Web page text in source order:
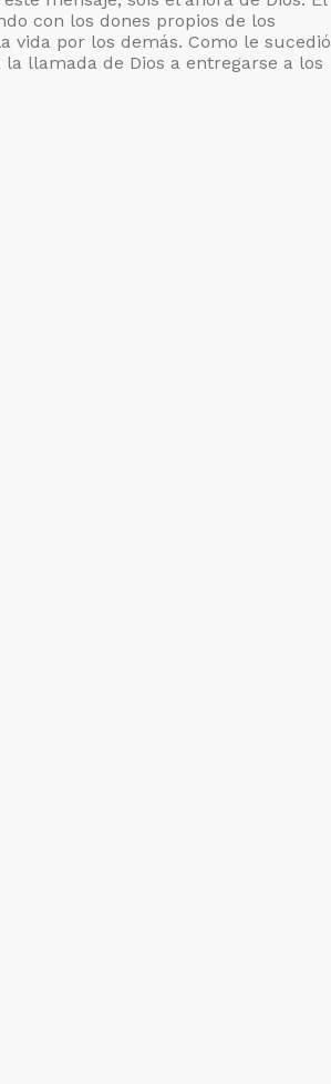
con los dones propios de los
vida por los demás. Como le sucedió
llamada de Dios a entregarse a los